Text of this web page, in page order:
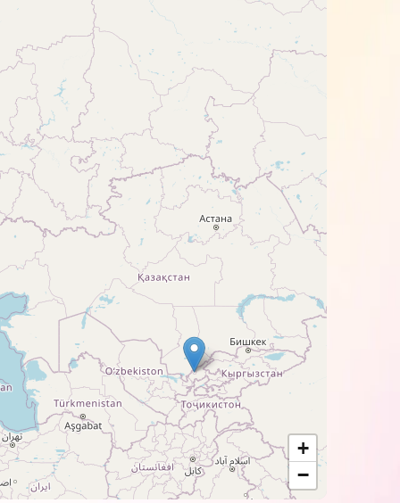
температура: 165°С.
изображением вверх.
как можно сильнее утюгом.
изображения.
изделие наизнанку.
+
−